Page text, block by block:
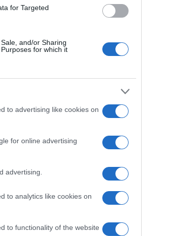
for Targeted
and/or Sharing
for which it
to advertising like cookies on
for online advertising
advertising.
to analytics like cookies on
to functionality of the website
Martina Agostina
I nostri cari
I nostri cari
Giovannimaria